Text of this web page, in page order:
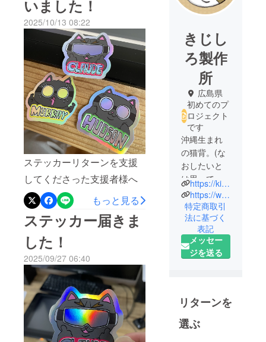
いました！
2025/10/13 08:22
ステッカーリターンを支援
してくださった支援者様へ
クロネコパンツバスターズ
のステッカー3種揃いまし
た！とても可愛く仕上がっ
もっと見る
ステッカー届きま
した！
2025/09/27 06:40
きじし
ろ製作
所
広島県
初めてのプ
ロジェクト
です
沖縄生まれ
の猫背。(な
おしたいと
は思ってい
るので、思
い出したよ
うに背筋を
ピンと正
す。)
工業高校の
主に猫の絵
を描いてい
ます。
https://kijisiro.shop/
https://www.instagram.com/atelier_kijishiro/
特定商取引
法に基づく
表記
メッセー
ジを送る
リターンを
選ぶ